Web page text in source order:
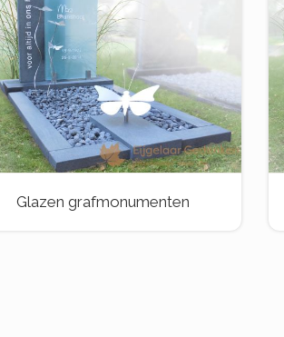
Glazen grafmonumenten